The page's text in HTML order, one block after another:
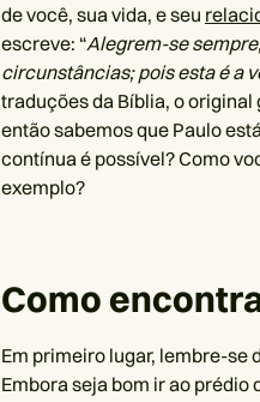
de você, sua vida, e seu
escreve: “Alegrem-se
circunstâncias; pois esta é a
traduções da Bíblia, o
então sabemos que Paulo
contínua é possível? Como
exemplo?
Como
Em primeiro lugar, lembre-se
Embora seja bom ir ao